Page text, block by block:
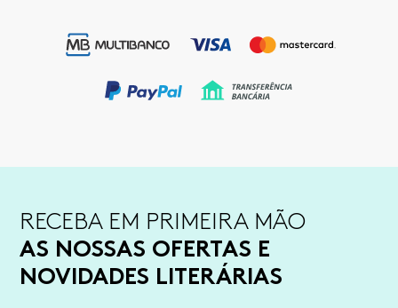
RECEBA EM PRIMEIRA MÃO
AS NOSSAS OFERTAS E
NOVIDADES LITERÁRIAS